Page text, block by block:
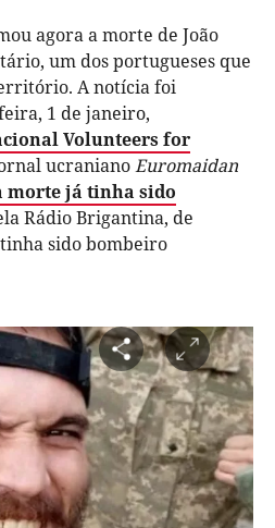
agora a morte de João
um dos portugueses que
A notícia foi
1 de janeiro,
Volunteers for
ucranianoEuromaidan
morte já tinha sido
Rádio Brigantina, de
sido bombeiro